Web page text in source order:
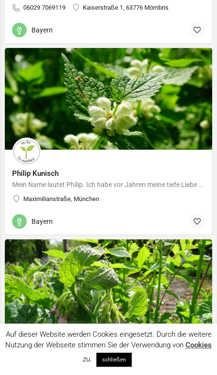
06029 7069119 Kaiserstraße 1, 63776 Mömbris
Bayern
Philip Kunisch
Mein Name lautet Philip. Ich habe vor Jahren meine tiefe Liebe und Verbindung zur Natur und zu den Kräutern…
Maximilianstraße, München
Bayern
Kräuterberatung und Kräuterevents Nina Brücker
Auf dieser Website werden Cookies eingesetzt. Durch die weitere
Nutzung der Webseite stimmen Sie der Verwendung von Cookies
zu.
schließen